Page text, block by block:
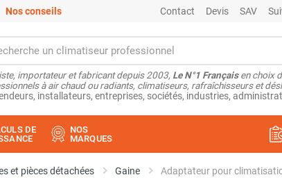
Nos conseils Contact Devis SAV
importateur et fabricant depuis 2003, Le N°1 Françaisen choix
à air chaud ou radiants, climatiseurs, rafraîchisseurs et
installateurs, entreprises, sociétés, industries,
DE
NOS
MARQUES
et pièces détachées Gaine Adaptateur pour